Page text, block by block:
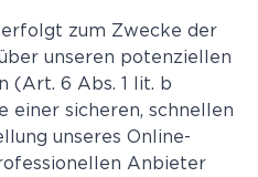
zum Zwecke der
unseren potenziellen
(Art. 6 Abs. 1 lit. b
einer sicheren, schnellen
unseres Online-
Anbieter